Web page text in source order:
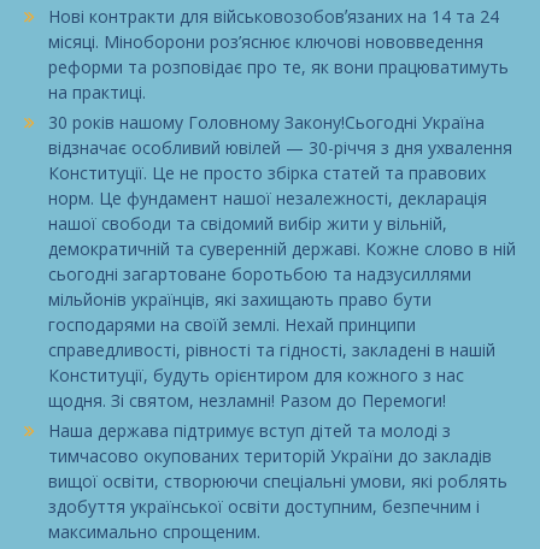
Нові контракти для військовозобовʼязаних на 14 та 24
місяці. Міноборони роз’яснює ключові нововведення
реформи та розповідає про те, як вони працюватимуть
на практиці.
30 років нашому Головному Закону!Сьогодні Україна
відзначає особливий ювілей — 30-річчя з дня ухвалення
Конституції. Це не просто збірка статей та правових
норм. Це фундамент нашої незалежності, декларація
нашої свободи та свідомий вибір жити у вільній,
демократичній та суверенній державі. Кожне слово в ній
сьогодні загартоване боротьбою та надзусиллями
мільйонів українців, які захищають право бути
господарями на своїй землі. Нехай принципи
справедливості, рівності та гідності, закладені в нашій
Конституції, будуть орієнтиром для кожного з нас
щодня. Зі святом, незламні! Разом до Перемоги!
Наша держава підтримує вступ дітей та молоді з
тимчасово окупованих територій України до закладів
вищої освіти, створюючи спеціальні умови, які роблять
здобуття української освіти доступним, безпечним і
максимально спрощеним.